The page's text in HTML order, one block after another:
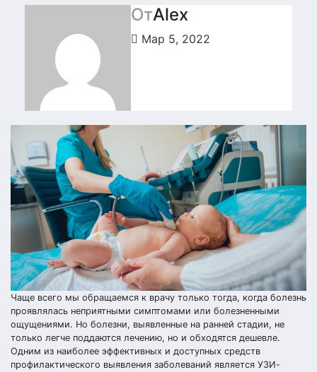
ОтAlex
Мар 5, 2022
Чаще всего мы обращаемся к врачу только тогда, когда болезнь
проявлялась неприятными симптомами или болезненными
ощущениями. Но болезни, выявленные на ранней стадии, не
только легче поддаются лечению, но и обходятся дешевле.
Одним из наиболее эффективных и доступных средств
профилактического выявления заболеваний является УЗИ-